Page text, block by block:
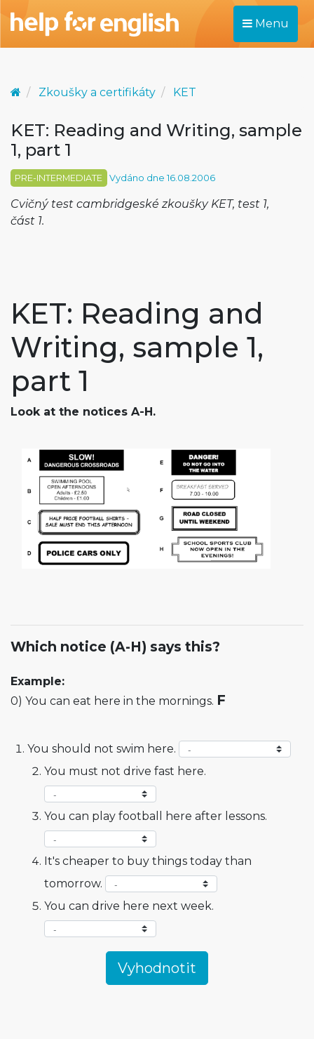
Menu
Zkoušky a certifikáty KET
KET: Reading and Writing, sample
1, part 1
PRE-INTERMEDIATE Vydáno dne 16.08.2006
Cvičný test cambridgeské zkoušky KET, test 1,
část 1.
KET: Reading and
Writing, sample 1,
part 1
Look at the notices A-H.
Which notice (A-H) says this?
Example:
0) You can eat here in the mornings. F
You should not swim here.
You must not drive fast here.
You can play football here after lessons.
It's cheaper to buy things today than
tomorrow.
You can drive here next week.